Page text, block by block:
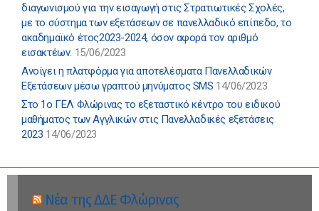
διαγωνισμού για την εισαγωγή στις Στρατιωτικές Σχολές,
με το σύστημα των εξετάσεων σε πανελλαδικό επίπεδο, το
ακαδημαϊκό έτος2023-2024, όσον αφορά τον αριθμό
εισακτέων. 15/06/2023
Ανοίγει η πλατφόρμα για αποτελέσματα Πανελλαδικών
Εξετάσεων μέσω γραπτού μηνύματος SMS 14/06/2023
Στο 1ο ΓΕΛ Φλώρινας το εξεταστικό κέντρο του ειδικού
μαθήματος των Αγγλικών στις Πανελλαδικές εξετάσεις
2023 14/06/2023
Νέα της ΔΔΕ Φλώρινας